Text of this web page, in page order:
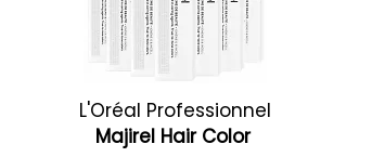
L'Oréal Professionnel
Majirel Hair Color